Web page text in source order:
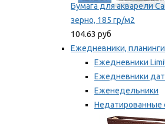
Бумага для акварели
зерно, 185 гр/м2
104.63 руб
Ежедневники, планинги
Ежедневники
Ежедневники
Еженедельники
Недатированные
Планинги